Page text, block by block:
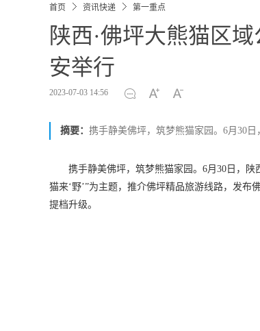
首页 资讯快递 第一重点
陕西·佛坪大熊猫区
安举行
2023-07-03 14:56
摘要： 携手静美佛坪，筑梦熊猫家园。6月30
携手静美佛坪，筑梦熊猫家园。6月30日，
猫来‘野’”为主题，推介佛坪精品旅游线路，发布
提档升级。